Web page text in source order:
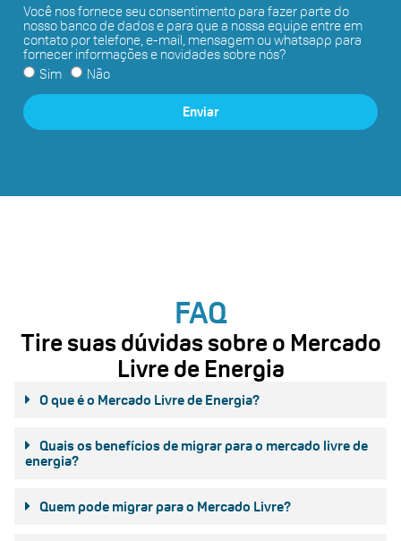
Você nos fornece seu consentimento para fazer parte do
nosso banco de dados e para que a nossa equipe entre em
contato por telefone, e-mail, mensagem ou whatsapp para
fornecer informações e novidades sobre nós?
Sim
Não
Enviar
FAQ
Tire suas dúvidas sobre o Mercado
Livre de Energia
O que é o Mercado Livre de Energia?
Quais os benefícios de migrar para o mercado livre de
energia?
Quem pode migrar para o Mercado Livre?